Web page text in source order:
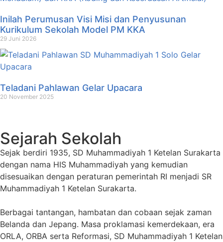
Inilah Perumusan Visi Misi dan Penyusunan
Kurikulum Sekolah Model PM KKA
29 Juni 2026
Teladani Pahlawan Gelar Upacara
20 November 2025
Sejarah Sekolah
Sejak berdiri 1935, SD Muhammadiyah 1 Ketelan Surakarta
dengan nama HIS Muhammadiyah yang kemudian
disesuaikan dengan peraturan pemerintah RI menjadi SR
Muhammadiyah 1 Ketelan Surakarta.
Berbagai tantangan, hambatan dan cobaan sejak zaman
Belanda dan Jepang. Masa proklamasi kemerdekaan, era
ORLA, ORBA serta Reformasi, SD Muhammadiyah 1 Ketelan